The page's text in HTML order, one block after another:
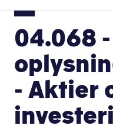
04.068
- Aktier